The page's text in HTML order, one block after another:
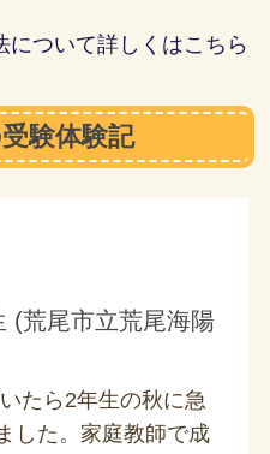
について詳しくはこちら
験体験記
(荒尾市立荒尾海陽
たら2年生の秋に急
した。家庭教師で成